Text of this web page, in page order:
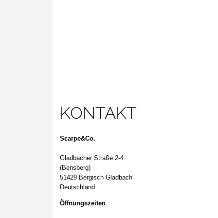
KONTAKT
Scarpe&Co.
Gladbacher Straße 2-4
(Bensberg)
51429 Bergisch Gladbach
Deutschland
Öffnungszeiten